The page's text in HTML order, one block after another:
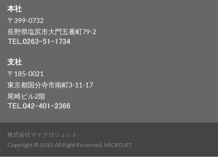
本社
〒399-0732
長野県塩尻市大門五番町79-2
支社
〒185-0021
東京都国分寺市南町3-11-17
尾崎ビル2階
株式会社マイクロジェット
Copyright © 2010.All Right Reserved. MICROJET